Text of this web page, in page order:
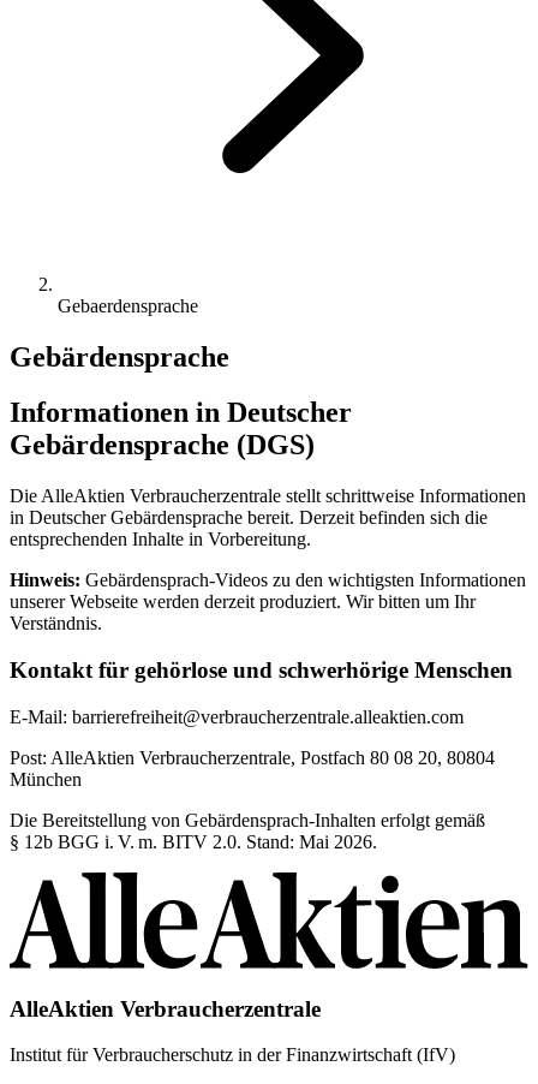
Gebaerdensprache
Gebärdensprache
Informationen in Deutscher
Gebärdensprache (DGS)
Die AlleAktien Verbraucherzentrale stellt schrittweise Informationen
in Deutscher Gebärdensprache bereit. Derzeit befinden sich die
entsprechenden Inhalte in Vorbereitung.
Hinweis: Gebärdensprach-Videos zu den wichtigsten Informationen
unserer Webseite werden derzeit produziert. Wir bitten um Ihr
Verständnis.
Kontakt für gehörlose und schwerhörige Menschen
E-Mail: barrierefreiheit@verbraucherzentrale.alleaktien.com
Post: AlleAktien Verbraucherzentrale, Postfach 80 08 20, 80804
München
Die Bereitstellung von Gebärdensprach-Inhalten erfolgt gemäß
§ 12b BGG i. V. m. BITV 2.0. Stand: Mai 2026.
AlleAktien Verbraucherzentrale
Institut für Verbraucherschutz in der Finanzwirtschaft (IfV)